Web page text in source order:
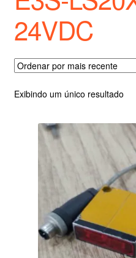
24VDC
Exibindo um único resultado